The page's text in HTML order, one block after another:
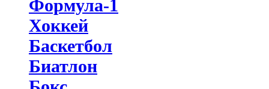
Формула-1
Хоккей
Баскетбол
Биатлон